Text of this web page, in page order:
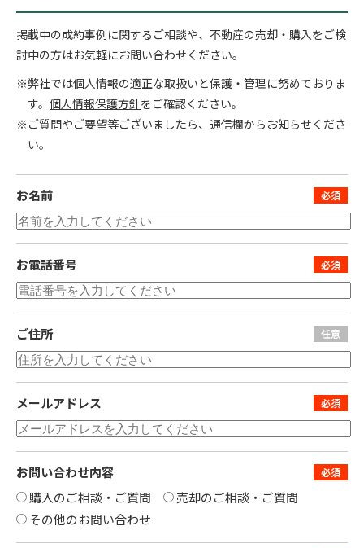
掲載中の成約事例に関するご相談や、不動産の売却・購入をご検
討中の方はお気軽にお問い合わせください。
※弊社では個人情報の適正な取扱いと保護・管理に努めておりま
す。 個人情報保護方針をご確認ください。
※ご質問やご要望等ございましたら、通信欄からお知らせくださ
い。
お名前
お電話番号
ご住所
メールアドレス
お問い合わせ内容
購入のご相談・ご質問
売却のご相談・ご質問
その他のお問い合わせ